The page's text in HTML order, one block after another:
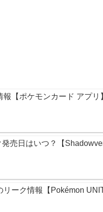
【ポケモンカード アプリ
売日はいつ？【
ーク情報【Pokémon